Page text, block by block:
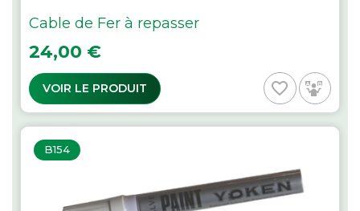
Cable de Fer à repasser
Prix
24,00 €
VOIR LE PRODUIT favorite_border
B154